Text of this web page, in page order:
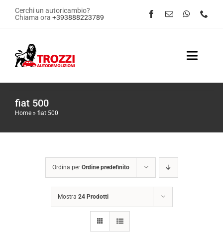
SaltaCerchi un autoricambio?
Chiama ora +393888223789
Toggle
Contattaci
fiat 500
Home » fiat 500
Ordina per Ordine predefinito
Mostra 24 Prodotti